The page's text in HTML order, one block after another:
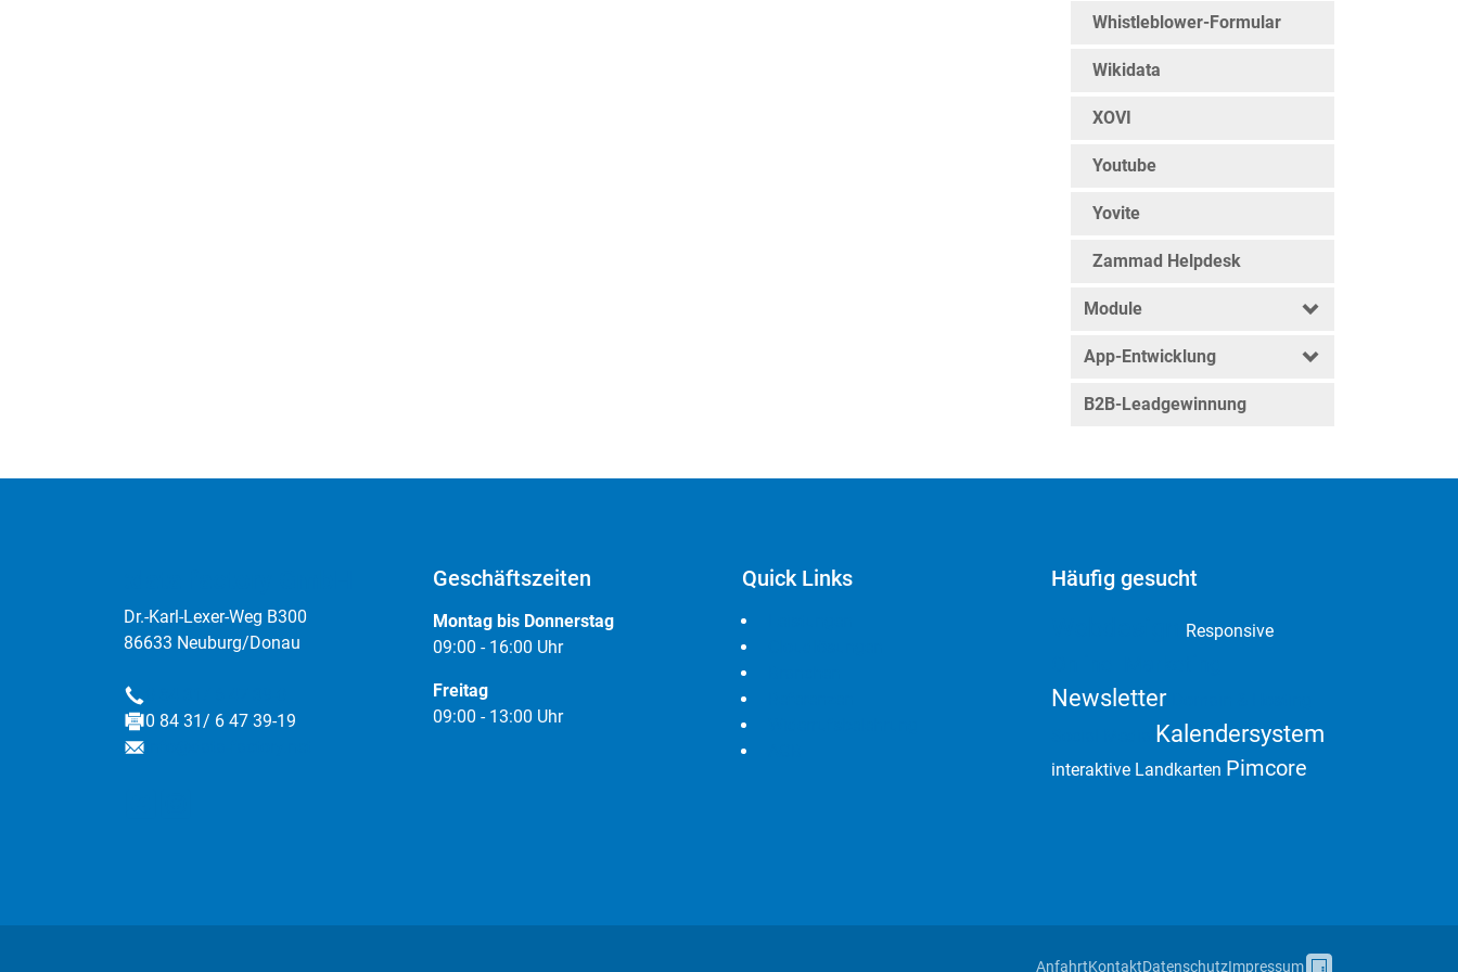
Whistleblower-Formular
Wikidata
XOVI
Youtube
Yovite
Zammad Helpdesk
Module
App-Entwicklung
B2B-Leadgewinnung
Dr.-Karl-Lexer-Weg B300
86633 Neuburg/Donau
Telefon
Fax
0 84 31/ 6 47 39-19
E-Mail
Geschäftszeiten
Montag bis Donnerstag
09:00 - 16:00 Uhr
Freitag
09:00 - 13:00 Uhr
Quick Links Häufig gesucht
Responsive
Newsletter
Kalendersystem
interaktive Landkarten Pimcore
AnfahrtKontaktDatenschutzImpressum